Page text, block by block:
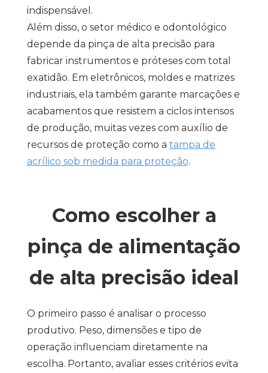
indispensável.
Além disso, o setor médico e odontológico
depende da pinça de alta precisão para
fabricar instrumentos e próteses com total
exatidão. Em eletrônicos, moldes e matrizes
industriais, ela também garante marcações e
acabamentos que resistem a ciclos intensos
de produção, muitas vezes com auxílio de
recursos de proteção como a tampa de
acrílico sob medida para proteção.
Como escolher a
pinça de alimentação
de alta precisão ideal
O primeiro passo é analisar o processo
produtivo. Peso, dimensões e tipo de
operação influenciam diretamente na
escolha. Portanto, avaliar esses critérios evita